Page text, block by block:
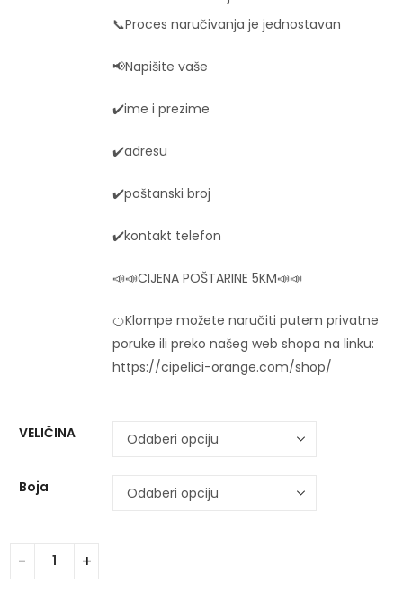
📞Proces naručivanja je jednostavan
📢Napišite vaše
✔️ime i prezime
✔️adresu
✔️poštanski broj
✔️kontakt telefon
📣📣CIJENA POŠTARINE 5KM📣📣
🍊Klompe možete naručiti putem privatne
poruke ili preko našeg web shopa na linku:
https://cipelici-orange.com/shop/
VELIČINA
Boja